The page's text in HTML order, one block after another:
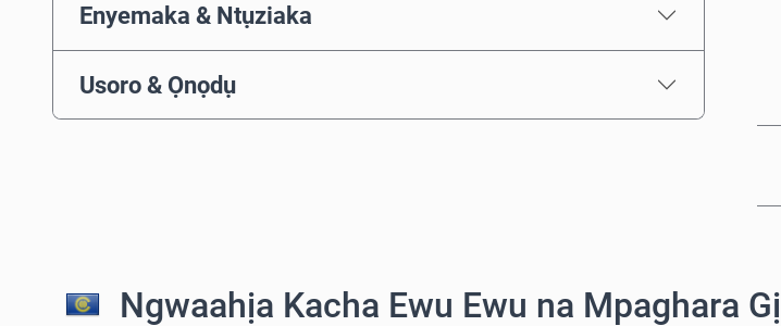
Enyemaka & Ntụziaka
Usoro & Ọnọdụ
Ngwaahịa Kacha Ewu Ewu na Mpaghara Gị